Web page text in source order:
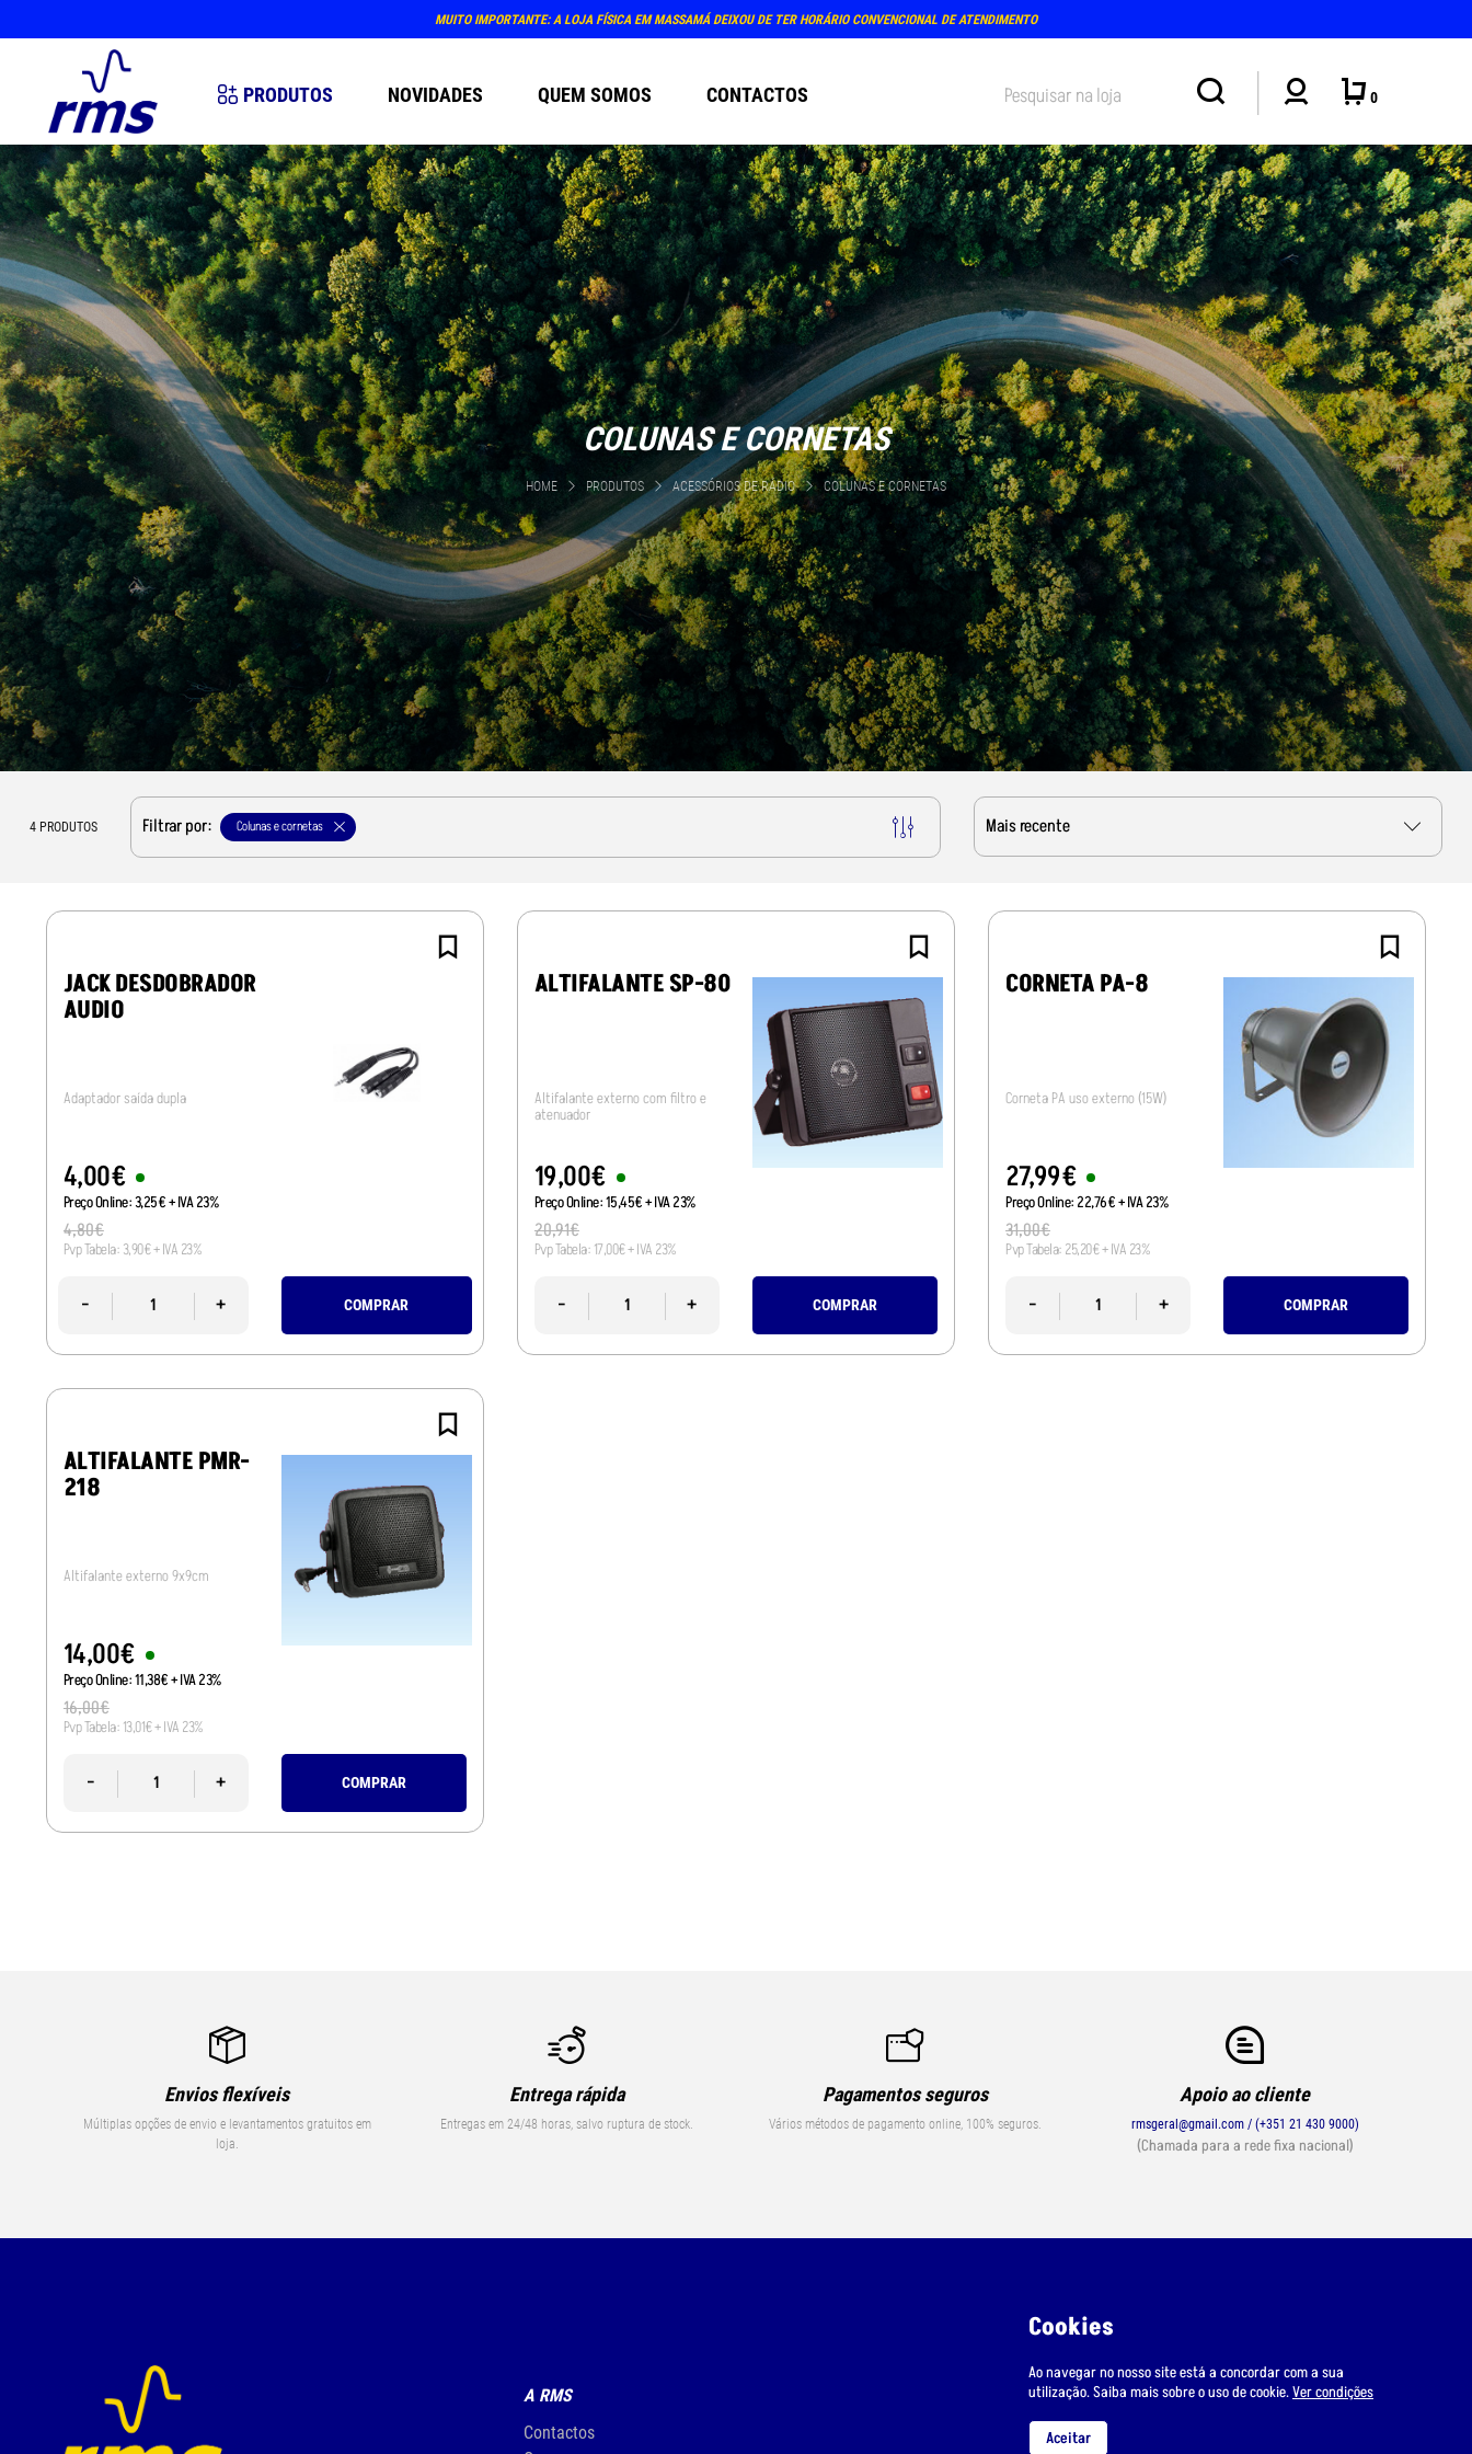
MUITO IMPORTANTE: A LOJA FÍSICA EM MASSAMÁ DEIXOU DE TER HORÁRIO CONVENCIONAL DE ATENDIMENTO
PRODUTOS NOVIDADES QUEM SOMOS CONTACTOS 0
COLUNAS E CORNETAS
HOME PRODUTOS ACESSÓRIOS DE RÁDIO COLUNAS E CORNETAS
4PRODUTOS Filtrar por: Colunas e cornetas
JACK DESDOBRADOR
AUDIO
Adaptador saída dupla
4,00€
Preço Online:3,25€+ IVA 23%
4,80€
Pvp Tabela: 3,90€+ IVA 23%
- + COMPRAR
ALTIFALANTE SP-80
Altifalante externo com filtro e
atenuador
19,00€
Preço Online:15,45€+ IVA 23%
20,91€
Pvp Tabela: 17,00€+ IVA 23%
- + COMPRAR
CORNETA PA-8
Corneta PA uso externo (15W)
27,99€
Preço Online: 22,76€+ IVA 23%
31,00€
Pvp Tabela: 25,20€+ IVA 23%
- + COMPRAR
ALTIFALANTE PMR-
218
Altifalante externo 9x9cm
14,00€
Preço Online:11,38€+ IVA 23%
16,00€
Pvp Tabela: 13,01€+ IVA 23%
- + COMPRAR
Envios flexíveis
Múltiplas opções de envio e levantamentos gratuitos em
loja.
Entrega rápida
Entregas em 24/48 horas, salvo ruptura de stock.
Pagamentos seguros
Vários métodos de pagamento online, 100% seguros.
Apoio ao cliente
rmsgeral@gmail.com / (+351 21 430 9000)
(Chamada para a rede fixa nacional)
A RMS
Contactos
Suporte
Condições de Envio
Cookies
Ao navegar no nosso site está a concordar com a sua
utilização. Saiba mais sobre o uso de cookie.Ver condições
Aceitar